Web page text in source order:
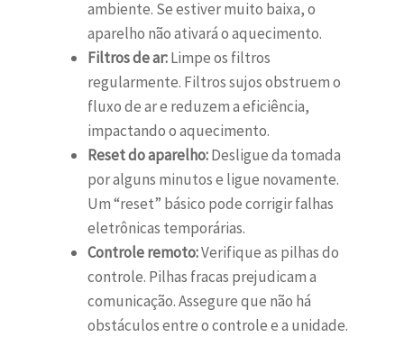
ambiente. Se estiver muito baixa, o
aparelho não ativará o aquecimento.
Filtros de ar:Limpe os filtros
regularmente. Filtros sujos obstruem o
fluxo de ar e reduzem a eficiência,
impactando o aquecimento.
Reset do aparelho:Desligue da tomada
por alguns minutos e ligue novamente.
Um “reset” básico pode corrigir falhas
eletrônicas temporárias.
Controle remoto:Verifique as pilhas do
controle. Pilhas fracas prejudicam a
comunicação. Assegure que não há
obstáculos entre o controle e a unidade.